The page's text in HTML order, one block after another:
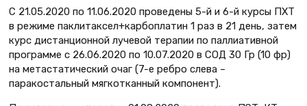
С 21.05.2020 по 11.06.2020 проведены 5-й и 6-й курсы ПХТ
в режиме паклитаксел+карбоплатин 1 раз в 21 день, затем
курс дистанционной лучевой терапии по паллиативной
программе с 26.06.2020 по 10.07.2020 в СОД 30 Гр (10 фр)
на метастатический очаг (7-е ребро слева –
паракостальный мягкотканный компонент).